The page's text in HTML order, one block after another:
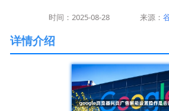
时间：2025-08-28 来源：
详情介绍